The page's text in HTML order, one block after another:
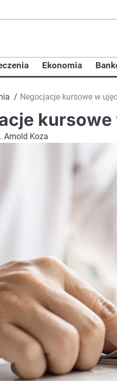
Ekonomia
Negocjacje kursowe w
Arnold Koza